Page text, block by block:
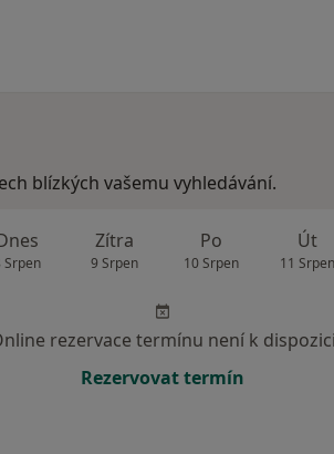
blízkých vašemu vyhledávání.
Srpen
Zítra
9 Srpen
Po
10 Srpen
Út
11 Srpen
rezervace termínu není k dispozici
Rezervovat termín